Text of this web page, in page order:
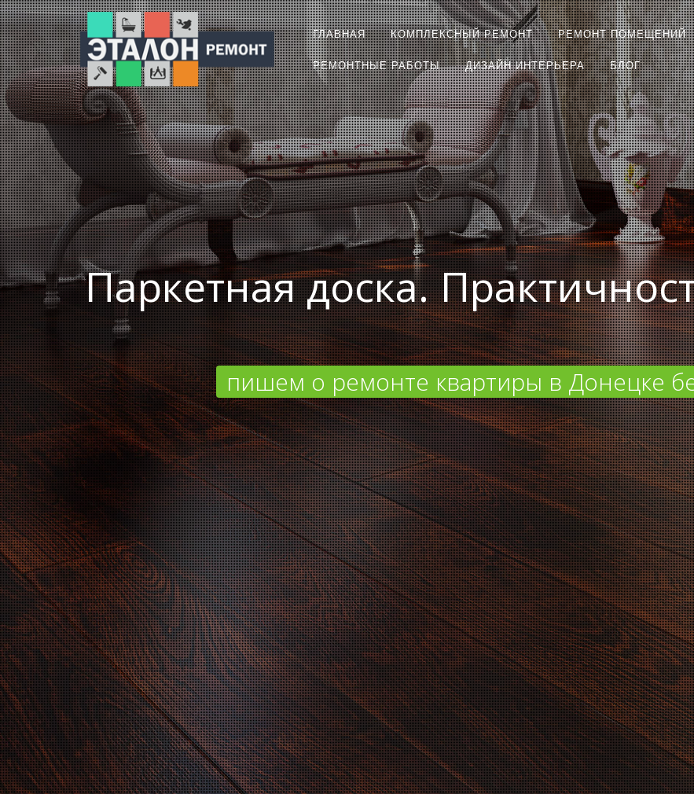
ГЛАВНАЯ КОМПЛЕКСНЫЙ РЕМОНТ РЕМОНТ ПОМЕЩЕНИЙ
РЕМОНТНЫЕ РАБОТЫ ДИЗАЙН ИНТЕРЬЕРА БЛОГ
Паркетная доска.
пишем о ремонте квартиры в Донецке